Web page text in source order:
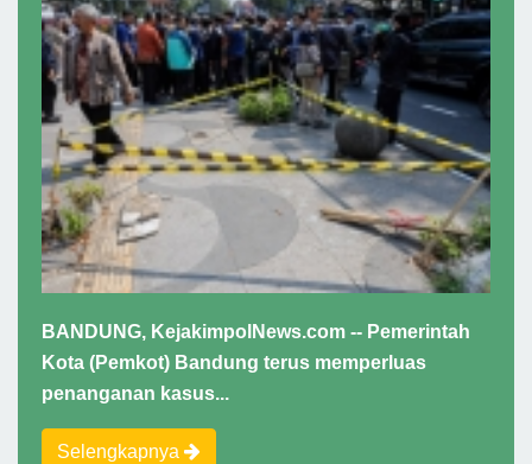
BANDUNG, KejakimpolNews.com -- Pemerintah
Kota (Pemkot) Bandung terus memperluas
penanganan kasus...
Selengkapnya